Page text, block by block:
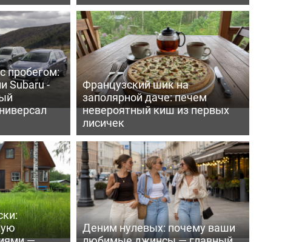
пробегом:
Subaru -
Французский шик на
заполярной даче: печем
невероятный киш из первых
лисичек
Деним нулевых: почему ваши